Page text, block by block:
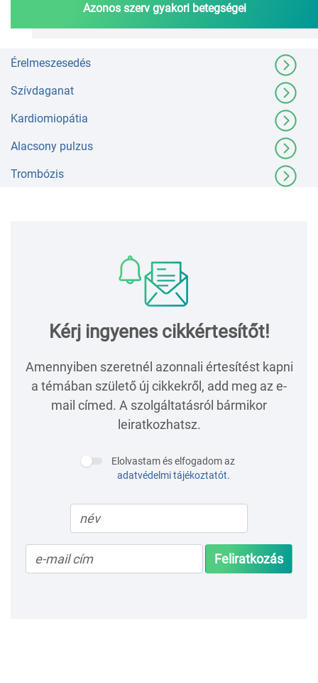
Azonos szerv gyakori betegségei
Érelmeszesedés
Szívdaganat
Kardiomiopátia
Alacsony pulzus
Trombózis
Kérj ingyenes cikkértesítőt!
Amennyiben szeretnél azonnali értesítést kapni
a témában születő új cikkekről, add meg az e-
mail címed. A szolgáltatásról bármikor
leiratkozhatsz.
Elolvastam és elfogadom az
adatvédelmi tájékoztatót.
Feliratkozás